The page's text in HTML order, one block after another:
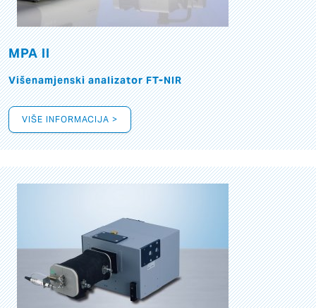
MPA II
Višenamjenski analizator FT-NIR
VIŠE INFORMACIJA >